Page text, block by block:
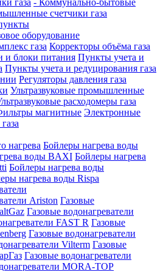
газа - Коммунально-бытовые
счетчики газа
оборудование
газа Корректоры объёма газа
и блоки питания Пункты учета и
Пункты учета и редуцирования газа
Регуляторы давления газа
Ультразвуковые промышленные
расходомеры газа
магнитные Электронные
нагрева Бойлеры нагрева воды
воды BAXI Бойлеры нагрева
Бойлеры нагрева воды
нагрева воды Rispa
Ariston Газовые
Газовые водонагреватели
FAST R Газовые
Газовые водонагреватели
Vilterm Газовые
Газовые водонагреватели
MORA-TOP